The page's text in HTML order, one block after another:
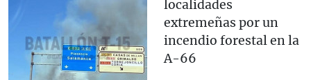
localidades
extremeñas por un
incendio forestal en la
A-66